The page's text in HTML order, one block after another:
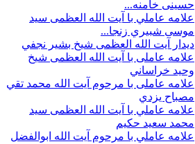
حسینی خامنه...
علامه عاملي با آيت الله العظمى سید
موسی شبيري زنجا...
ديدار آيت الله العظمى شيخ بشير نجفي
علامه عاملی با آيت الله العظمى شيخ
وحيد خراساني
علامه عاملی با مرحوم آيت الله محمد تقي
مصباح يزدي
علامه عاملي با آیت الله العظمی سید
محمد سعید حکیم
علامه عاملي با مرحوم آیت الله ابوالفضل